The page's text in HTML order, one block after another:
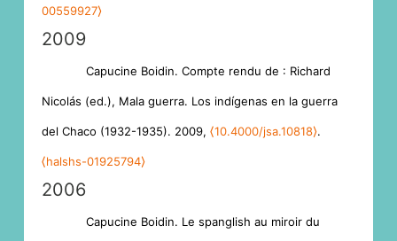
00559927⟩
2009
Capucine Boidin. Compte rendu de : Richard
Nicolás (ed.), Mala guerra. Los indígenas en la guerra
del Chaco (1932-1935). 2009, ⟨10.4000/jsa.10818⟩.
⟨halshs-01925794⟩
2006
Capucine Boidin. Le spanglish au miroir du